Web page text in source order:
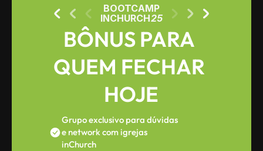
BOOTCAMP
INCHURCH25
BÔNUS PARA
QUEM FECHAR
HOJE
Grupo exclusivo para dúvidas
e network com igrejas
inChurch